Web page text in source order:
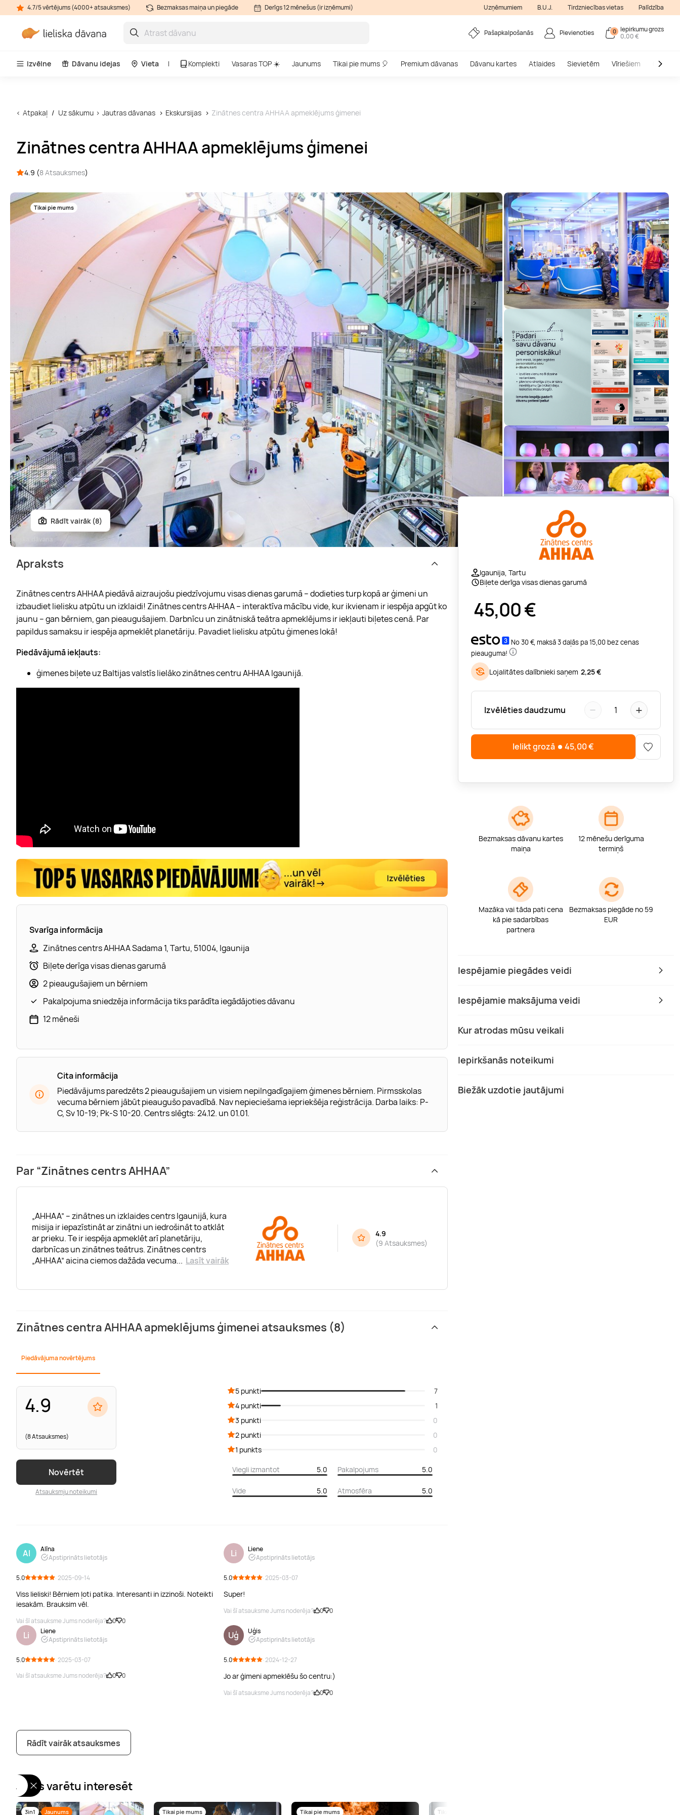
4.7/5 vērtējums (4000+ atsauksmes) Bezmaksas maiņa un piegāde Derīgs 12 mēnešus (ir izņēmumi) Uzņēmumiem B.U.J. Tirdzniecības vietas Palīdzība
Pašapkalpošanās Pievienoties 0
Iepirkumu grozs
0,00 €
Izvēlne Dāvanu idejas Vieta Komplekti Vasaras TOP ☀️ Jaunums Tikai pie mums 🎈 Premium dāvanas Dāvanu kartes Atlaides Sievietēm Vīriešiem Outlet
Atpakaļ Uz sākumu Jautras dāvanas Ekskursijas Zinātnes centra AHHAA apmeklējums ģimenei
Zinātnes centra AHHAA apmeklējums ģimenei
4.9 (8 Atsauksmes)
Tikai pie mums
Rādīt vairāk (8)
Igaunija, Tartu
Biļete derīga visas dienas garumā
45,00€
No 30 €, maksā 3 daļās pa 15,00 bez cenas
pieauguma!
Lojalitātes dalībnieki saņem 2,25 €
Izvēlēties daudzumu − 1 +
Ielikt grozā 45,00€
Bezmaksas dāvanu kartes
maiņa
12 mēnešu derīguma
termiņš
Mazāka vai tāda pati cena
kā pie sadarbības
partnera
Bezmaksas piegāde no 59
EUR
Iespējamie piegādes veidi
Iespējamie maksājuma veidi
Kur atrodas mūsu veikali
Iepirkšanās noteikumi
Biežāk uzdotie jautājumi
Apraksts
Zinātnes centrs AHHAA piedāvā aizraujošu piedzīvojumu visas dienas garumā – dodieties turp kopā ar ģimeni un
izbaudiet lielisku atpūtu un izklaidi! Zinātnes centrs AHHAA – interaktīva mācību vide, kur ikvienam ir iespēja apgūt ko
jaunu – gan bērniem, gan pieaugušajiem. Darbnīcu un zinātniskā teātra apmeklējums ir iekļauti biļetes cenā. Par
papildus samaksu ir iespēja apmeklēt planetāriju. Pavadiet lielisku atpūtu ģimenes lokā!
Piedāvājumā iekļauts:
ģimenes biļete uz Baltijas valstīs lielāko zinātnes centru AHHAA Igaunijā.
Svarīga informācija
Zinātnes centrs AHHAA Sadama 1, Tartu, 51004, Igaunija
Biļete derīga visas dienas garumā
2 pieaugušajiem un bērniem
Pakalpojuma sniedzēja informācija tiks parādīta iegādājoties dāvanu
12 mēneši
Cita informācija
Piedāvājums paredzēts 2 pieaugušajiem un visiem nepilngadīgajiem ģimenes bērniem. Pirmsskolas
vecuma bērniem jābūt pieaugušo pavadībā. Nav nepieciešama iepriekšēja reģistrācija. Darba laiks: P-
C, Sv 10-19; Pk-S 10-20. Centrs slēgts: 24.12. un 01.01.
Par “Zinātnes centrs AHHAA”
„AHHAA” – zinātnes un izklaides centrs Igaunijā, kura
misija ir iepazīstināt ar zinātni un iedrošināt to atklāt
ar prieku. Te ir iespēja apmeklēt arī planetāriju,
darbnīcas un zinātnes teātrus. Zinātnes centrs
„AHHAA” aicina ciemos dažāda vecuma... Lasīt vairāk
4.9
(9 Atsauksmes)
Zinātnes centra AHHAA apmeklējums ģimenei atsauksmes (8)
Piedāvājuma novērtējums
4.9
(8 Atsauksmes)
Novērtēt
Atsauksmju noteikumi
5 punkti
7
4 punkti
1
3 punkti
0
2 punkti
0
1 punkts
0
Viegli izmantot 5.0 Pakalpojums 5.0
Vide 5.0 Atmosfēra 5.0
Al
Alīna
Apstiprināts lietotājs
5.0 · 2025-09-14
Viss lieliski! Bērniem ļoti patika. Interesanti in izzinoši. Noteikti
iesakām. Brauksim vēl.
Vai šī atsauksme Jums noderēja? 0 0
Li
Liene
Apstiprināts lietotājs
5.0 · 2025-03-07
Super!
Vai šī atsauksme Jums noderēja? 0 0
Li
Liene
Apstiprināts lietotājs
5.0
· 2025-03-07
Vai šī atsauksme Jums noderēja?
0 0
Uģ
Uģis
Apstiprināts lietotājs
5.0 · 2024-12-27
Jo ar ģimeni apmeklēšu šo centru:)
Vai šī atsauksme Jums noderēja? 0 0
Rādīt vairāk atsauksmes
Jums varētu interesēt
3in1 Jaunums Tikai pie mums Tikai pie mums Tikai pie mums